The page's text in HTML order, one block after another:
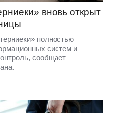
вновь открыт
полностью
систем и
сообщает